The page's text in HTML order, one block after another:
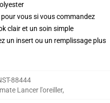
vous si vous commandez
clair et un soin simple
un insert ou un remplissage plus
88444
Lancer l'oreiller,